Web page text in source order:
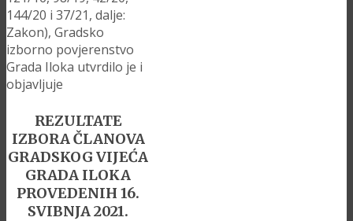
144/20 i 37/21, dalje:
Zakon), Gradsko
izborno povjerenstvo
Grada Iloka utvrdilo je i
objavljuje
REZULTATE
IZBORA ČLANOVA
GRADSKOG VIJEĆA
GRADA ILOKA
PROVEDENIH 16.
SVIBNJA 2021.